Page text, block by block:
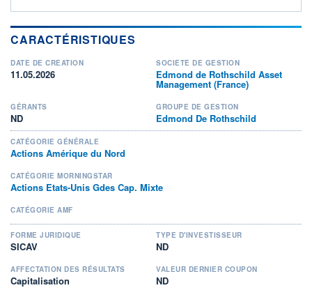
+ PORTEFEUILLE + LISTE
CARACTÉRISTIQUES
DATE DE CRÉATION
11.05.2026
SOCIÉTÉ DE GESTION
Edmond de Rothschild Asset
Management (France)
GÉRANTS
ND
GROUPE DE GESTION
Edmond De Rothschild
CATÉGORIE GÉNÉRALE
Actions Amérique du Nord
CATÉGORIE MORNINGSTAR
Actions Etats-Unis Gdes Cap. Mixte
CATÉGORIE AMF
FORME JURIDIQUE
SICAV
TYPE D'INVESTISSEUR
ND
AFFECTATION DES RÉSULTATS
Capitalisation
VALEUR DERNIER COUPON
ND